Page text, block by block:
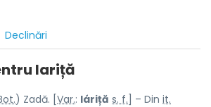
Declinări
lariță
) Zadă. [ Var.: láriță s. f. ] – Din it.